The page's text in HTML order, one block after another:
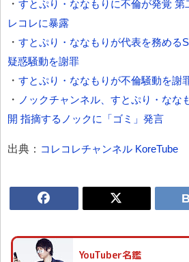
・ すとぷり・ななもりに不倫が発覚 第
レコレに暴露
・ すとぷり・ななもりが代表を務める
疑惑騒動を謝罪
・ すとぷり・ななもりが不倫騒動を謝
・ ノックチャンネル、すとぷり・なな
開 指摘するノックに「ゴミ」発言
出典： コレコレチャンネル KoreTube
YouTuber名鑑